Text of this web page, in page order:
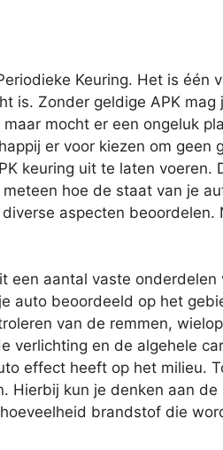
Keuring. Het is één
is. Zonder geldige APK
mocht er een ongeluk
er voor kiezen om geen
keuring uit te laten
hoe de staat van je
aspecten beoordelen.
een aantal vaste
auto beoordeeld op het
van de remmen,
verlichting en de algehele
effect heeft op het milieu.
Hierbij kun je denken aan
brandstof die